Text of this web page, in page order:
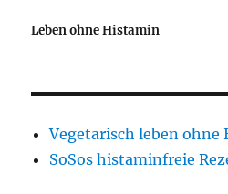
Leben ohne Histamin
Vegetarisch leben ohne
SoSos histaminfreie